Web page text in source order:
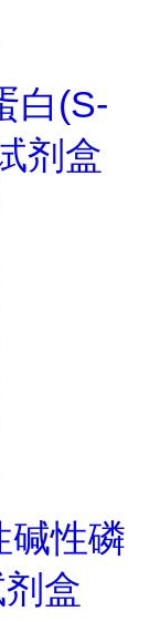
白(S-
剂盒
碱性磷
盒